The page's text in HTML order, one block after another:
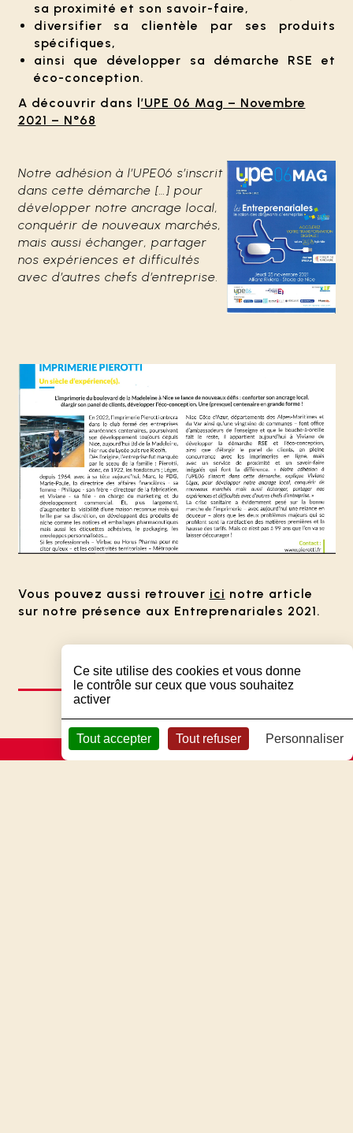
sa proximité et son savoir-faire,
diversifier sa clientèle par ses produits
spécifiques,
ainsi que développer sa démarche RSE et
éco-conception.
A découvrir dans l ’UPE 06 Mag – Novembre
2021 – N°68
Notre adhésion à l’UPE06 s’inscrit
dans cette démarche […] pour
développer notre ancrage local,
conquérir de nouveaux marchés,
mais aussi échanger, partager
nos expériences et difficultés
avec d’autres chefs d’entreprise.
Vous pouvez aussi retrouver ici notre article
sur notre présence aux Entreprenariales 2021.
ARTICLES SIMILAIRES
Ce site utilise des cookies et vous donne
le contrôle sur ceux que vous souhaitez
activer
Tout accepter Tout refuser Personnaliser